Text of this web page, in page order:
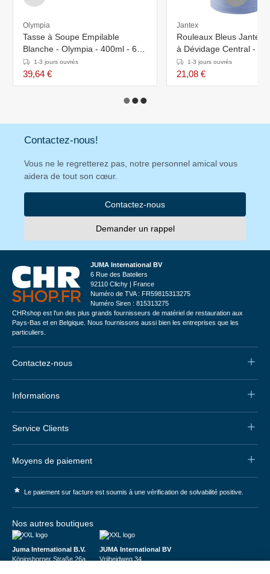
Olympia
Tasse à Soupe Empilable
Blanche - Olympia - 400ml - 6
Pièces1-3 jours ouvrés
39,64 €
Jantex
Rouleaux Bleus Jantex
à Dévidage Central -
1-3 jours ouvrés
21,08 €
Contactez-nous!
Vous ne le regretterez pas, notre personnel amical vous
aidera de tout son cœur.
Contactez-nous
Demander un rappel
JUMA International BV
6 Rue des Bateliers
92110 Clichy | France
Numéro de TVA : FR59815313275
Numéro Siren : 815313275
CHRshop est l'un des plus grands fournisseurs de matériel de restauration aux
Pays-Bas et en Belgique. Nous fournissons aussi bien les entreprises que les
particuliers.
Contactez-nous
Informations
Service Clients
Moyens de paiement
* Le paiement sur facture est soumis à une vérification de solvabilité positive.
Nos autres boutiques
Juma International B.V.
Königsborner Straße 26a
JUMA International BV
Vrijheidweg 34